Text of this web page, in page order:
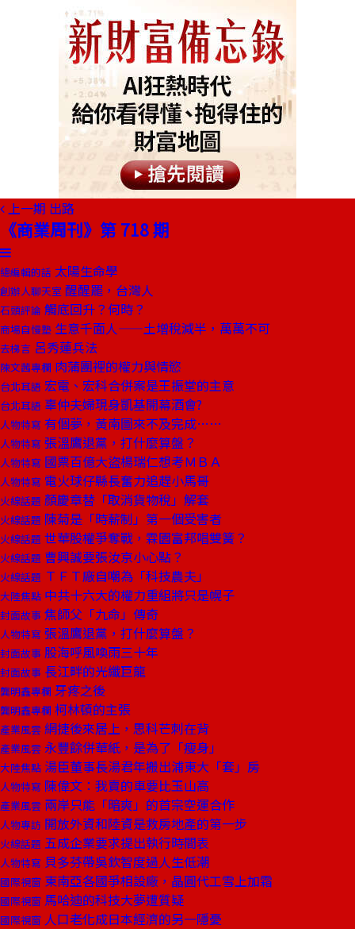
上一期 出路
《商業周刊》第 718 期
總編輯的話 太陽生命學
創辦人聊天室 醒醒罷，台灣人
石頭評論 觸底回升？何時？
商場自慢塾 生意千面人——土增稅減半，萬萬不可
去梯言 呂秀蓮兵法
陳文茜專欄 肉蒲團裡的權力與情慾
台北耳語 宏電、宏科合併案是王振堂的主意
台北耳語 辜仲夫婦現身凱基開幕酒會?
人物特寫 有個夢，黃南圖來不及完成……
人物特寫 張溫鷹退黨，打什麼算盤？
人物特寫 國票百億大盜楊瑞仁想考ＭＢＡ
人物特寫 電火球仔縣長奮力追趕小馬哥
火線話題 顏慶章替「取消貨物稅」解套
火線話題 陳菊是「時薪制」第一個受害者
火線話題 世華股權爭奪戰，霖園富邦唱雙簧？
火線話題 曹興誠要張汝京小心點？
火線話題 ＴＦＴ廠自嘲為「科技農夫」
大陸焦點 中共十六大的權力重組將只是幌子
封面故事 焦師父「九命」傳奇
人物特寫 張溫鷹退黨，打什麼算盤？
封面故事 股海呼風喚雨三十年
封面故事 長江畔的光纖巨龍
龔明鑫專欄 牙疼之後
龔明鑫專欄 柯林頓的主張
產業風雲 網捷後來居上，思科芒刺在背
產業風雲 永豐餘併華紙，是為了「瘦身」
大陸焦點 湯臣董事長湯君年搬出浦東大「套」房
人物特寫 陳偉文：我賣的車要比玉山高
產業風雲 兩岸只能「暗爽」的首宗空運合作
人物專訪 開放外資和陸資是救房地產的第一步
火線話題 五成企業要求提出執行時間表
人物特寫 貝多芬帶吳欽智度過人生低潮
國際視窗 東南亞各國爭相設廠，晶圓代工雪上加霜
國際視窗 馬哈迪的科技大夢遭質疑
國際視窗 人口老化成日本經濟的另一隱憂